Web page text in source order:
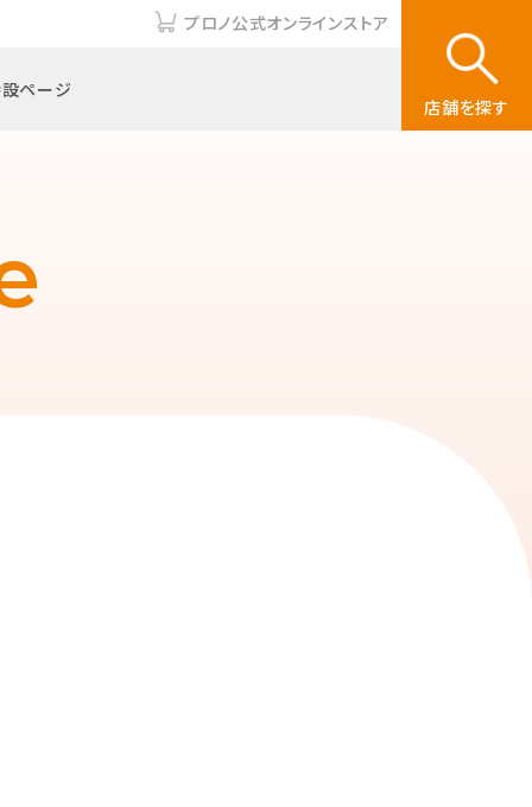
プロノ公式オンラインストア
ページ
店舗を探す